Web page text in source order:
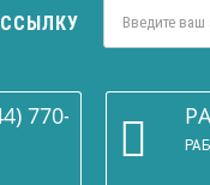
770-86-68